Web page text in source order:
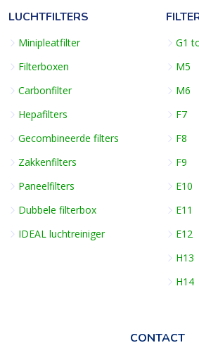
LUCHTFILTERS
Minipleatfilter
Filterboxen
Carbonfilter
Hepafilters
Gecombineerde filters
Zakkenfilters
Paneelfilters
Dubbele filterbox
IDEAL luchtreiniger
G1
M5
M6
F7
F8
F9
E10
E11
E12
H13
H14
CONTACT